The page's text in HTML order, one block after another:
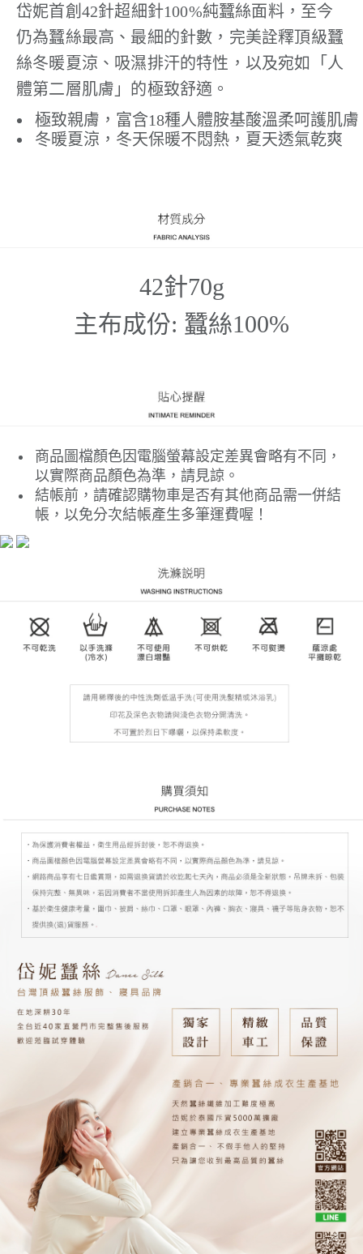
岱妮首創42針超細針100%純蠶絲面料，至今
仍為蠶絲最高、最細的針數，完美詮釋頂級蠶
絲冬暖夏涼、吸濕排汗的特性，以及宛如「人
體第二層肌膚」的極致舒適。
極致親膚，富含18種人體胺基酸溫柔呵護肌膚
冬暖夏涼，冬天保暖不悶熱，夏天透氣乾爽
42針70g
主布成份: 蠶絲100%
商品圖檔顏色因電腦螢幕設定差異會略有不同，
以實際商品顏色為準，請見諒。
結帳前，請確認購物車是否有其他商品需一併結
帳，以免分次結帳產生多筆運費喔！